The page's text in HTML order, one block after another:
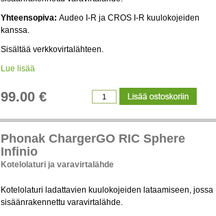
Yhteensopiva: Audeo I-R ja CROS I-R kuulokojeiden
kanssa.
Sisältää verkkovirtalähteen.
Lue lisää
99.00 €
Phonak ChargerGO RIC Sphere
Infinio
Kotelolaturi ja varavirtalähde
Kotelolaturi ladattavien kuulokojeiden lataamiseen, jossa
sisäänrakennettu varavirtalähde.